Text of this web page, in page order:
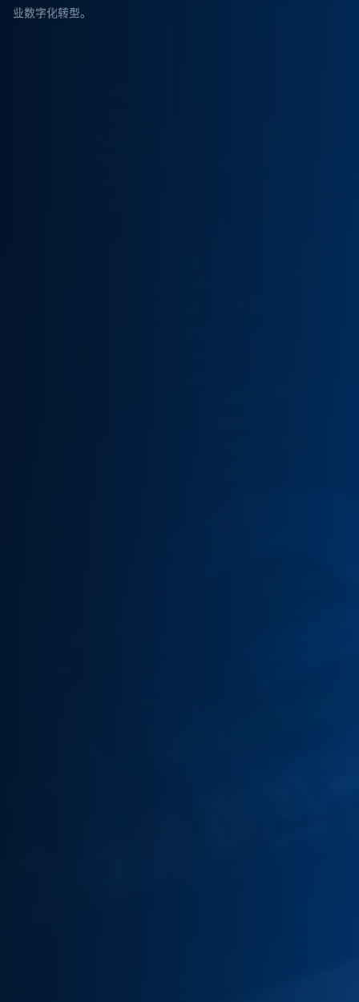
业数字化转型。